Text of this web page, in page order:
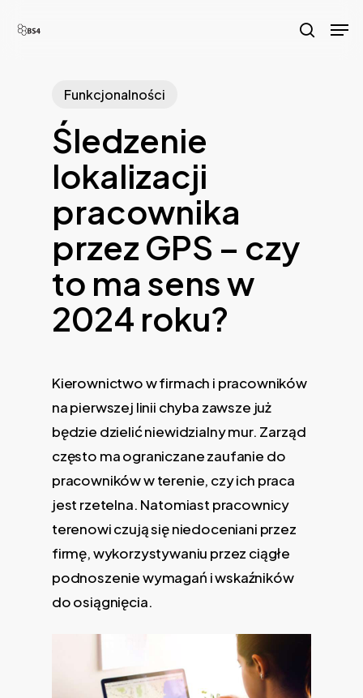
search
Funkcjonalności
Śledzenie
lokalizacji
pracownika
przez GPS – czy
to ma sens w
2024 roku?
Kierownictwo w firmach i pracowników
na pierwszej linii chyba zawsze już
będzie dzielić niewidzialny mur. Zarząd
często ma ograniczane zaufanie do
pracowników w terenie, czy ich praca
jest rzetelna. Natomiast pracownicy
terenowi czują się niedoceniani przez
firmę, wykorzystywaniu przez ciągłe
podnoszenie wymagań i wskaźników
do osiągnięcia.